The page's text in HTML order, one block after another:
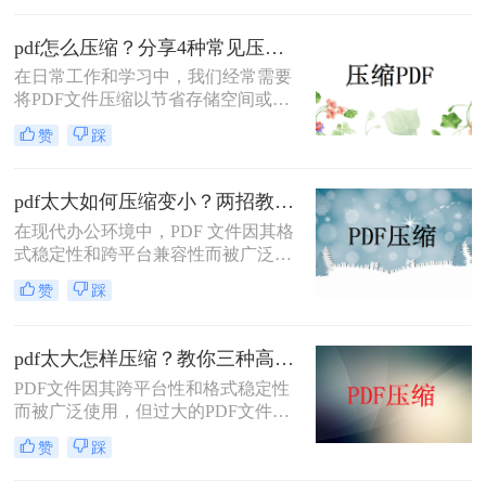
pdf怎么压缩？分享4种常见压缩方法！
在日常工作和学习中，我们经常需要
将PDF文件压缩以节省存储空间或加
快传输速度。那么pdf怎么压缩呢？本
文将介绍几种常见的PDF压缩方法。
赞 踩
pdf太大如何压缩变小？两招教你轻松压缩！
在现代办公环境中，PDF 文件因其格
式稳定性和跨平台兼容性而被广泛使
用。然而，当这些文件变得过大时，
它们不仅占用大量存储空间，而且在
传到某些平台。因此，掌握pdf太大如
何压缩变小是十分必要的。本文将介
绍两种实用的方法来解决这个问题，
帮助您轻松完成 PDF 文件的压缩。
赞 踩
pdf太大怎样压缩？教你三种高效方法！
PDF文件因其跨平台性和格式稳定性
而被广泛使用，但过大的PDF文件不
仅占用存储空间，还会影响传输速度
和加载速度。为了解决pdf太大怎样压
赞 踩